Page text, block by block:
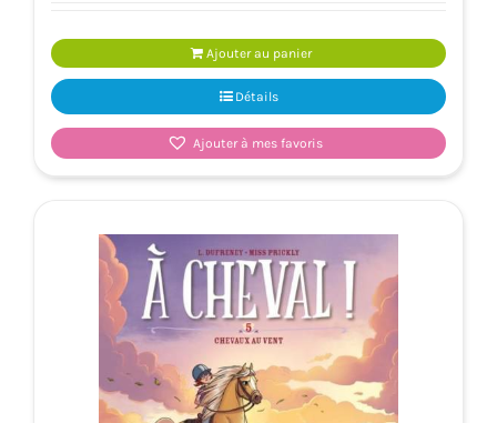
Ajouter au panier
Détails
Ajouter à mes favoris